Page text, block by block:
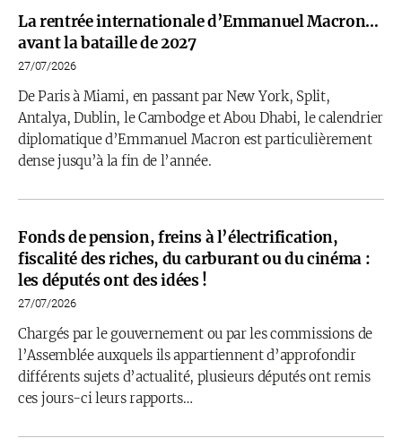
La rentrée internationale d’Emmanuel Macron…
avant la bataille de 2027
27/07/2026
De Paris à Miami, en passant par New York, Split,
Antalya, Dublin, le Cambodge et Abou Dhabi, le calendrier
diplomatique d’Emmanuel Macron est particulièrement
dense jusqu’à la fin de l’année.
Fonds de pension, freins à l’électrification,
fiscalité des riches, du carburant ou du cinéma :
les députés ont des idées !
27/07/2026
Chargés par le gouvernement ou par les commissions de
l’Assemblée auxquels ils appartiennent d’approfondir
différents sujets d’actualité, plusieurs députés ont remis
ces jours-ci leurs rapports…